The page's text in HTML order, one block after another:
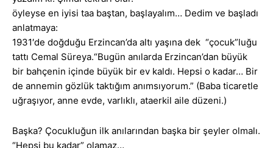
öyleyse en iyisi taa baştan, başlayalım… Dedim ve başladı
anlatmaya:
1931′de doğduğu Erzincan’da altı yaşına dek “çocuk”luğu
tattı Cemal Süreya.“Bugün anılarda Erzincan’dan büyük
bir bahçenin içinde büyük bir ev kaldı. Hepsi o kadar… Bir
de annemin gözlük taktığım anımsıyorum.” (Baba ticaretle
uğraşıyor, anne evde, varlıklı, ataerkil aile düzeni.)
Başka? Çocukluğun ilk anılarından başka bir şeyler olmalı.
“Hepsi bu kadar” olamaz…